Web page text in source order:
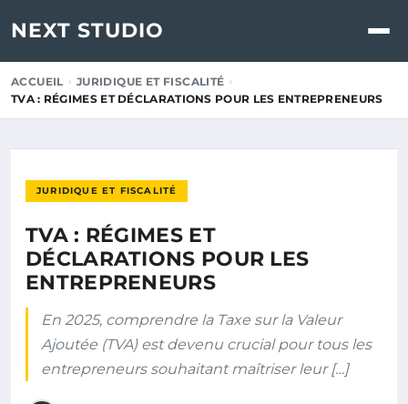
NEXT STUDIO
ACCUEIL
JURIDIQUE ET FISCALITÉ
TVA : RÉGIMES ET DÉCLARATIONS POUR LES ENTREPRENEURS
JURIDIQUE ET FISCALITÉ
TVA : RÉGIMES ET
DÉCLARATIONS POUR LES
ENTREPRENEURS
En 2025, comprendre la Taxe sur la Valeur
Ajoutée (TVA) est devenu crucial pour tous les
entrepreneurs souhaitant maîtriser leur […]